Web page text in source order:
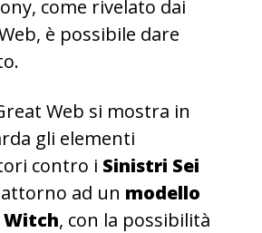
come rivelato dai
è possibile dare
Web si mostra in
gli elementi
contro i Sinistri Sei
ad un modello
, con la possibilità